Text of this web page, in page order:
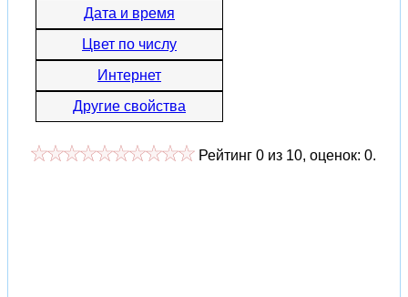
Дата и время
Цвет по числу
Интернет
Другие свойства
Рейтинг 0 из 10, оценок: 0.